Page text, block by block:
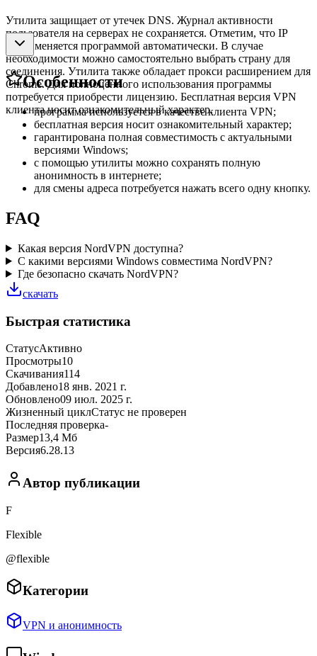
Утилита защищает от утечек DNS. Журнал активности
пользователя на серверах не сохраняется. Отметим, что IP
адрес меняется программой автоматически. В случае
необходимости можно самостоятельно выбрать страну для
соединения. Утилита также обладает прокси расширением для
Chrome. Для полноценного использования программы
потребуется приобрести лицензию. Бесплатная версия VPN
клиента носит ознакомительный характер.
Особенности
программа используется в качестве клиента VPN;
бесплатная версия носит ознакомительный характер;
гарантирована полная совместимость с актуальными
версиями Windows;
с помощью утилиты можно сохранять полную
анонимность в интернете;
для смены адреса потребуется нажать всего одну кнопку.
FAQ
Какая версия NordVPN доступна?
С какими версиями Windows совместима NordVPN?
Где безопасно скачать NordVPN?
скачать
Быстрая статистика
СтатусАктивно
Просмотры10
Скачивания114
Добавлено18 янв. 2021 г.
Обновлено09 июл. 2025 г.
Жизненный циклСтатус не проверен
Последняя проверка-
Размер13,4 Мб
Версия6.28.13
Автор публикации
F
Flexible
@flexible
Категории
VPN и анонимность